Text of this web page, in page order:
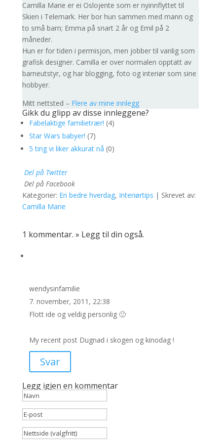
Camilla Marie er ei Oslojente som er nyinnflyttet til
Skien i Telemark. Her bor hun sammen med mann og
to små barn; Emma på snart 2 år og Emil på 2
måneder.
Hun er for tiden i permisjon, men jobber til vanlig som
grafisk designer. Camilla er over normalen opptatt av
barneutstyr, og har blogging, foto og interiør som sine
hobbyer.
Mitt nettsted – Flere av mine innlegg
Gikk du glipp av disse innleggene?
Fabelaktige familietrær! (4)
Star Wars babyer! (7)
5 ting vi liker akkurat nå (0)
Del på Twitter
Del på Facebook
Kategorier: En bedre hverdag, Interiørtips | Skrevet av:
Camilla Marie
1 kommentar. » Legg til din også.
wendysinfamilie
7. november, 2011, 22:38
Flott ide og veldig personlig 🙂
My recent post Dugnad i skogen og kinodag !
Svar
Legg igjen en kommentar